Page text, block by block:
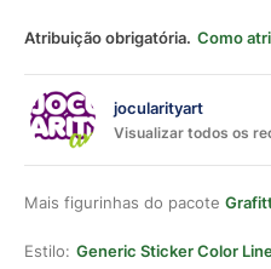
Atribuição obrigatória. Como
jocularityart
Visualizar todos os
Mais figurinhas do pacote
Estilo: Generic Sticker Color